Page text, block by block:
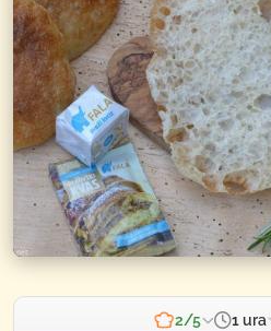
2/5 1 ura